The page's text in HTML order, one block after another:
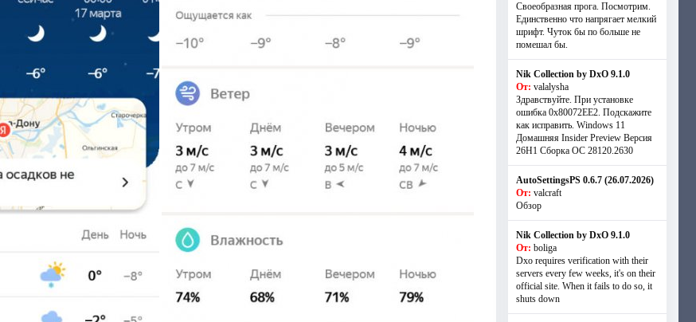
Своеобразная прога. Посмотрим.
Единственно что напрягает мелкий
шрифт. Чуток бы по больше не
помешал бы.
Nik Collection by DxO 9.1.0
От: valalysha
Здравствуйте. При установке
ошибка 0х80072EE2. Подскажите
как исправить. Windows 11
Домашняя Insider Preview Версия
26H1 Сборка ОС 28120.2630
AutoSettingsPS 0.6.7 (26.07.2026)
От: valcraft
Обзор
Nik Collection by DxO 9.1.0
От: boliga
Dxo requires verification with their
servers every few weeks, it's on their
official site. When it fails to do so, it
shuts down